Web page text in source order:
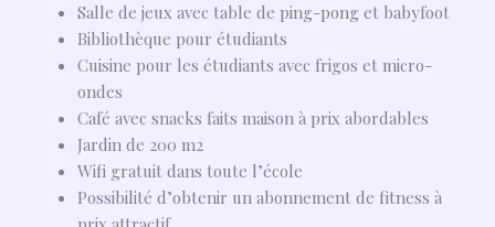
Salle de jeux avec table de ping-pong et babyfoot
Bibliothèque pour étudiants
Cuisine pour les étudiants avec frigos et micro-
ondes
Café avec snacks faits maison à prix abordables
Jardin de 200 m2
Wifi gratuit dans toute l’école
Possibilité d’obtenir un abonnement de fitness à